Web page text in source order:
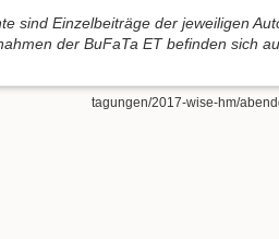
sind Einzelbeiträge der jeweiligen
der BuFaTa ET befinden sich
tagungen/2017-wise-hm/